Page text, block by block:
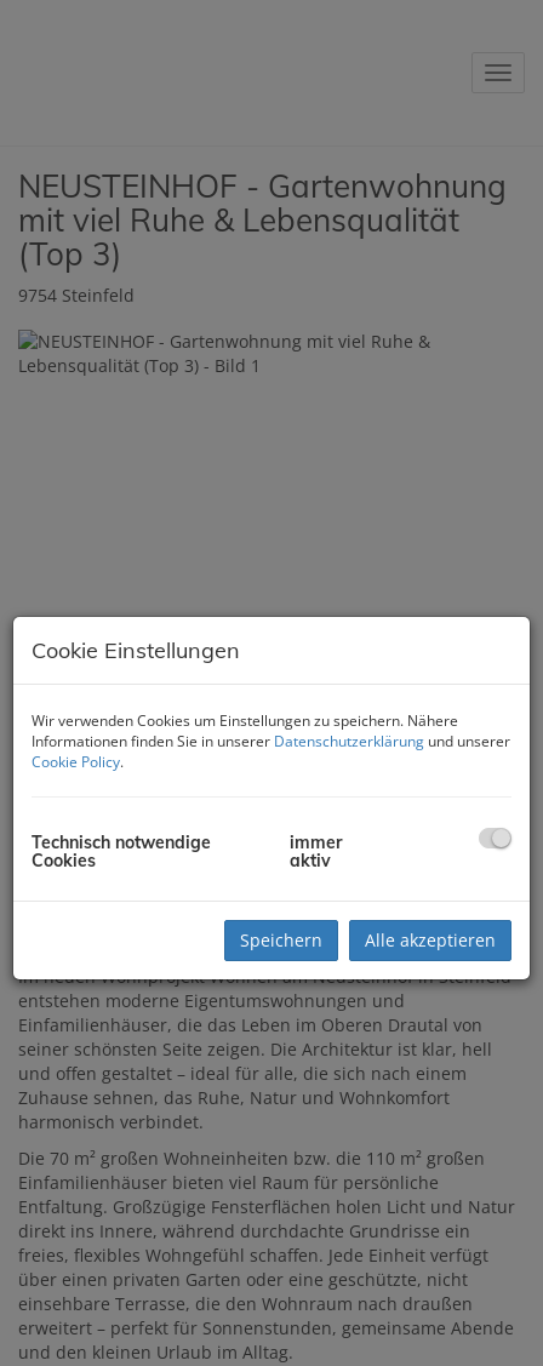
NEUSTEINHOF - Gartenwohnung
mit viel Ruhe & Lebensqualität
(Top 3)
9754 Steinfeld
Im neuen Wohnprojekt Wohnen am Neusteinhof in Steinfeld
entstehen moderne Eigentumswohnungen und
Einfamilienhäuser, die das Leben im Oberen Drautal von
seiner schönsten Seite zeigen. Die Architektur ist klar, hell
und offen gestaltet – ideal für alle, die sich nach einem
Zuhause sehnen, das Ruhe, Natur und Wohnkomfort
harmonisch verbindet.
Die 70 m² großen Wohneinheiten bzw. die 110 m² großen
Einfamilienhäuser bieten viel Raum für persönliche
Entfaltung. Großzügige Fensterflächen holen Licht und Natur
direkt ins Innere, während durchdachte Grundrisse ein
freies, flexibles Wohngefühl schaffen. Jede Einheit verfügt
über einen privaten Garten oder eine geschützte, nicht
einsehbare Terrasse, die den Wohnraum nach draußen
erweitert – perfekt für Sonnenstunden, gemeinsame Abende
und den kleinen Urlaub im Alltag.
Cookie Einstellungen
Wir verwenden Cookies um Einstellungen zu speichern. Nähere
Informationen finden Sie in unserer Datenschutzerklärung und unserer
Cookie Policy.
Technisch notwendige
Cookies
immer
aktiv
Speichern Alle akzeptieren